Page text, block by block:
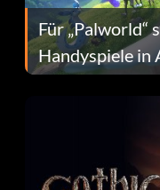
Für „Palworld“
Handyspiele in
dafür.